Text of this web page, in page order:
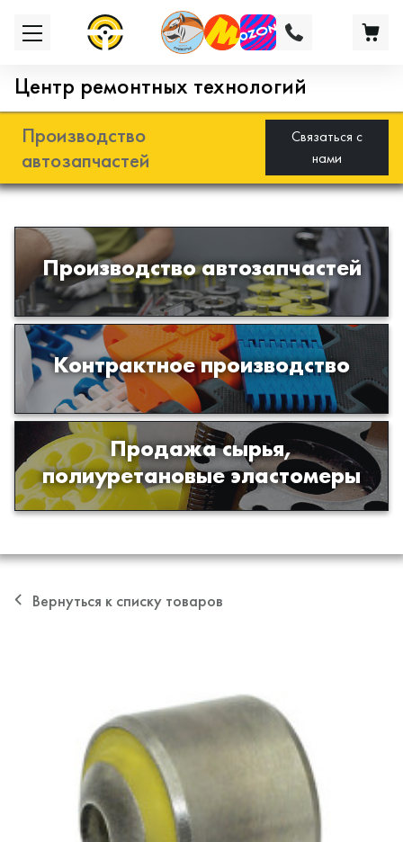
Центр ремонтных технологий
Производство
автозапчастей
Связаться с
нами
Производство автозапчастей
Разработка и производство деталей
из эластомеров для подвески
автомобиля
Контрактное производство
Производство изделий из пластиков
и полимеров по образцам либо
чертежам заказчика
Продажа сырья,
полиуретановые эластомеры
Продажа сырья для производства
изделий из полиуретана
Вернуться к списку товаров